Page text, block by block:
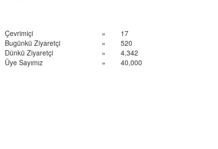
Çevrimiçi »
17
Bugünkü Ziyaretçi
»
520
Dünkü Ziyaretçi
»
4,342
Üye Sayımız
» 40,000